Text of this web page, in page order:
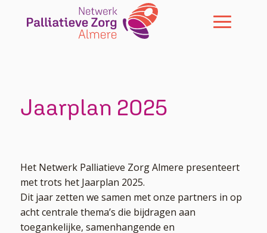
Skip To Content
Jaarplan 2025
Het Netwerk Palliatieve Zorg Almere presenteert
met trots het Jaarplan 2025.
Dit jaar zetten we samen met onze partners in op
acht centrale thema’s die bijdragen aan
toegankelijke, samenhangende en